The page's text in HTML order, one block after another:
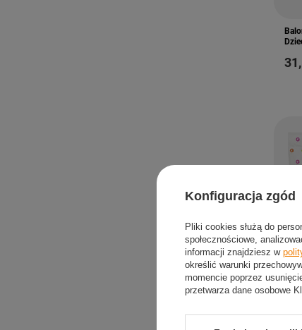
Na
Konfiguracja zgód
Pliki cookies służą do
społecznościowe,
informacji znajdziesz w
określić warunki
momencie poprzez
przetwarza dane osobowe